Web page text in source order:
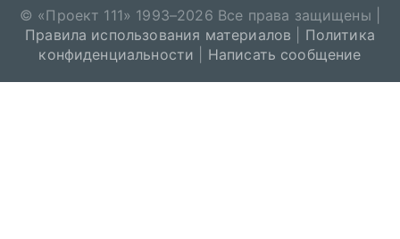
© «Проект 111» 1993–2026 Все права защищены |
Правила использования материалов
Политика
конфиденциальности
Написать сообщение